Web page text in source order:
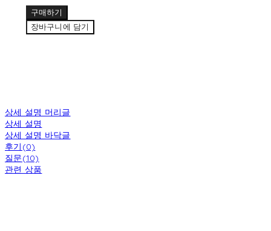
구매하기
장바구니에 담기
상세 설명 머리글
상세 설명
상세 설명 바닥글
후기(0)
질문(10)
관련 상품